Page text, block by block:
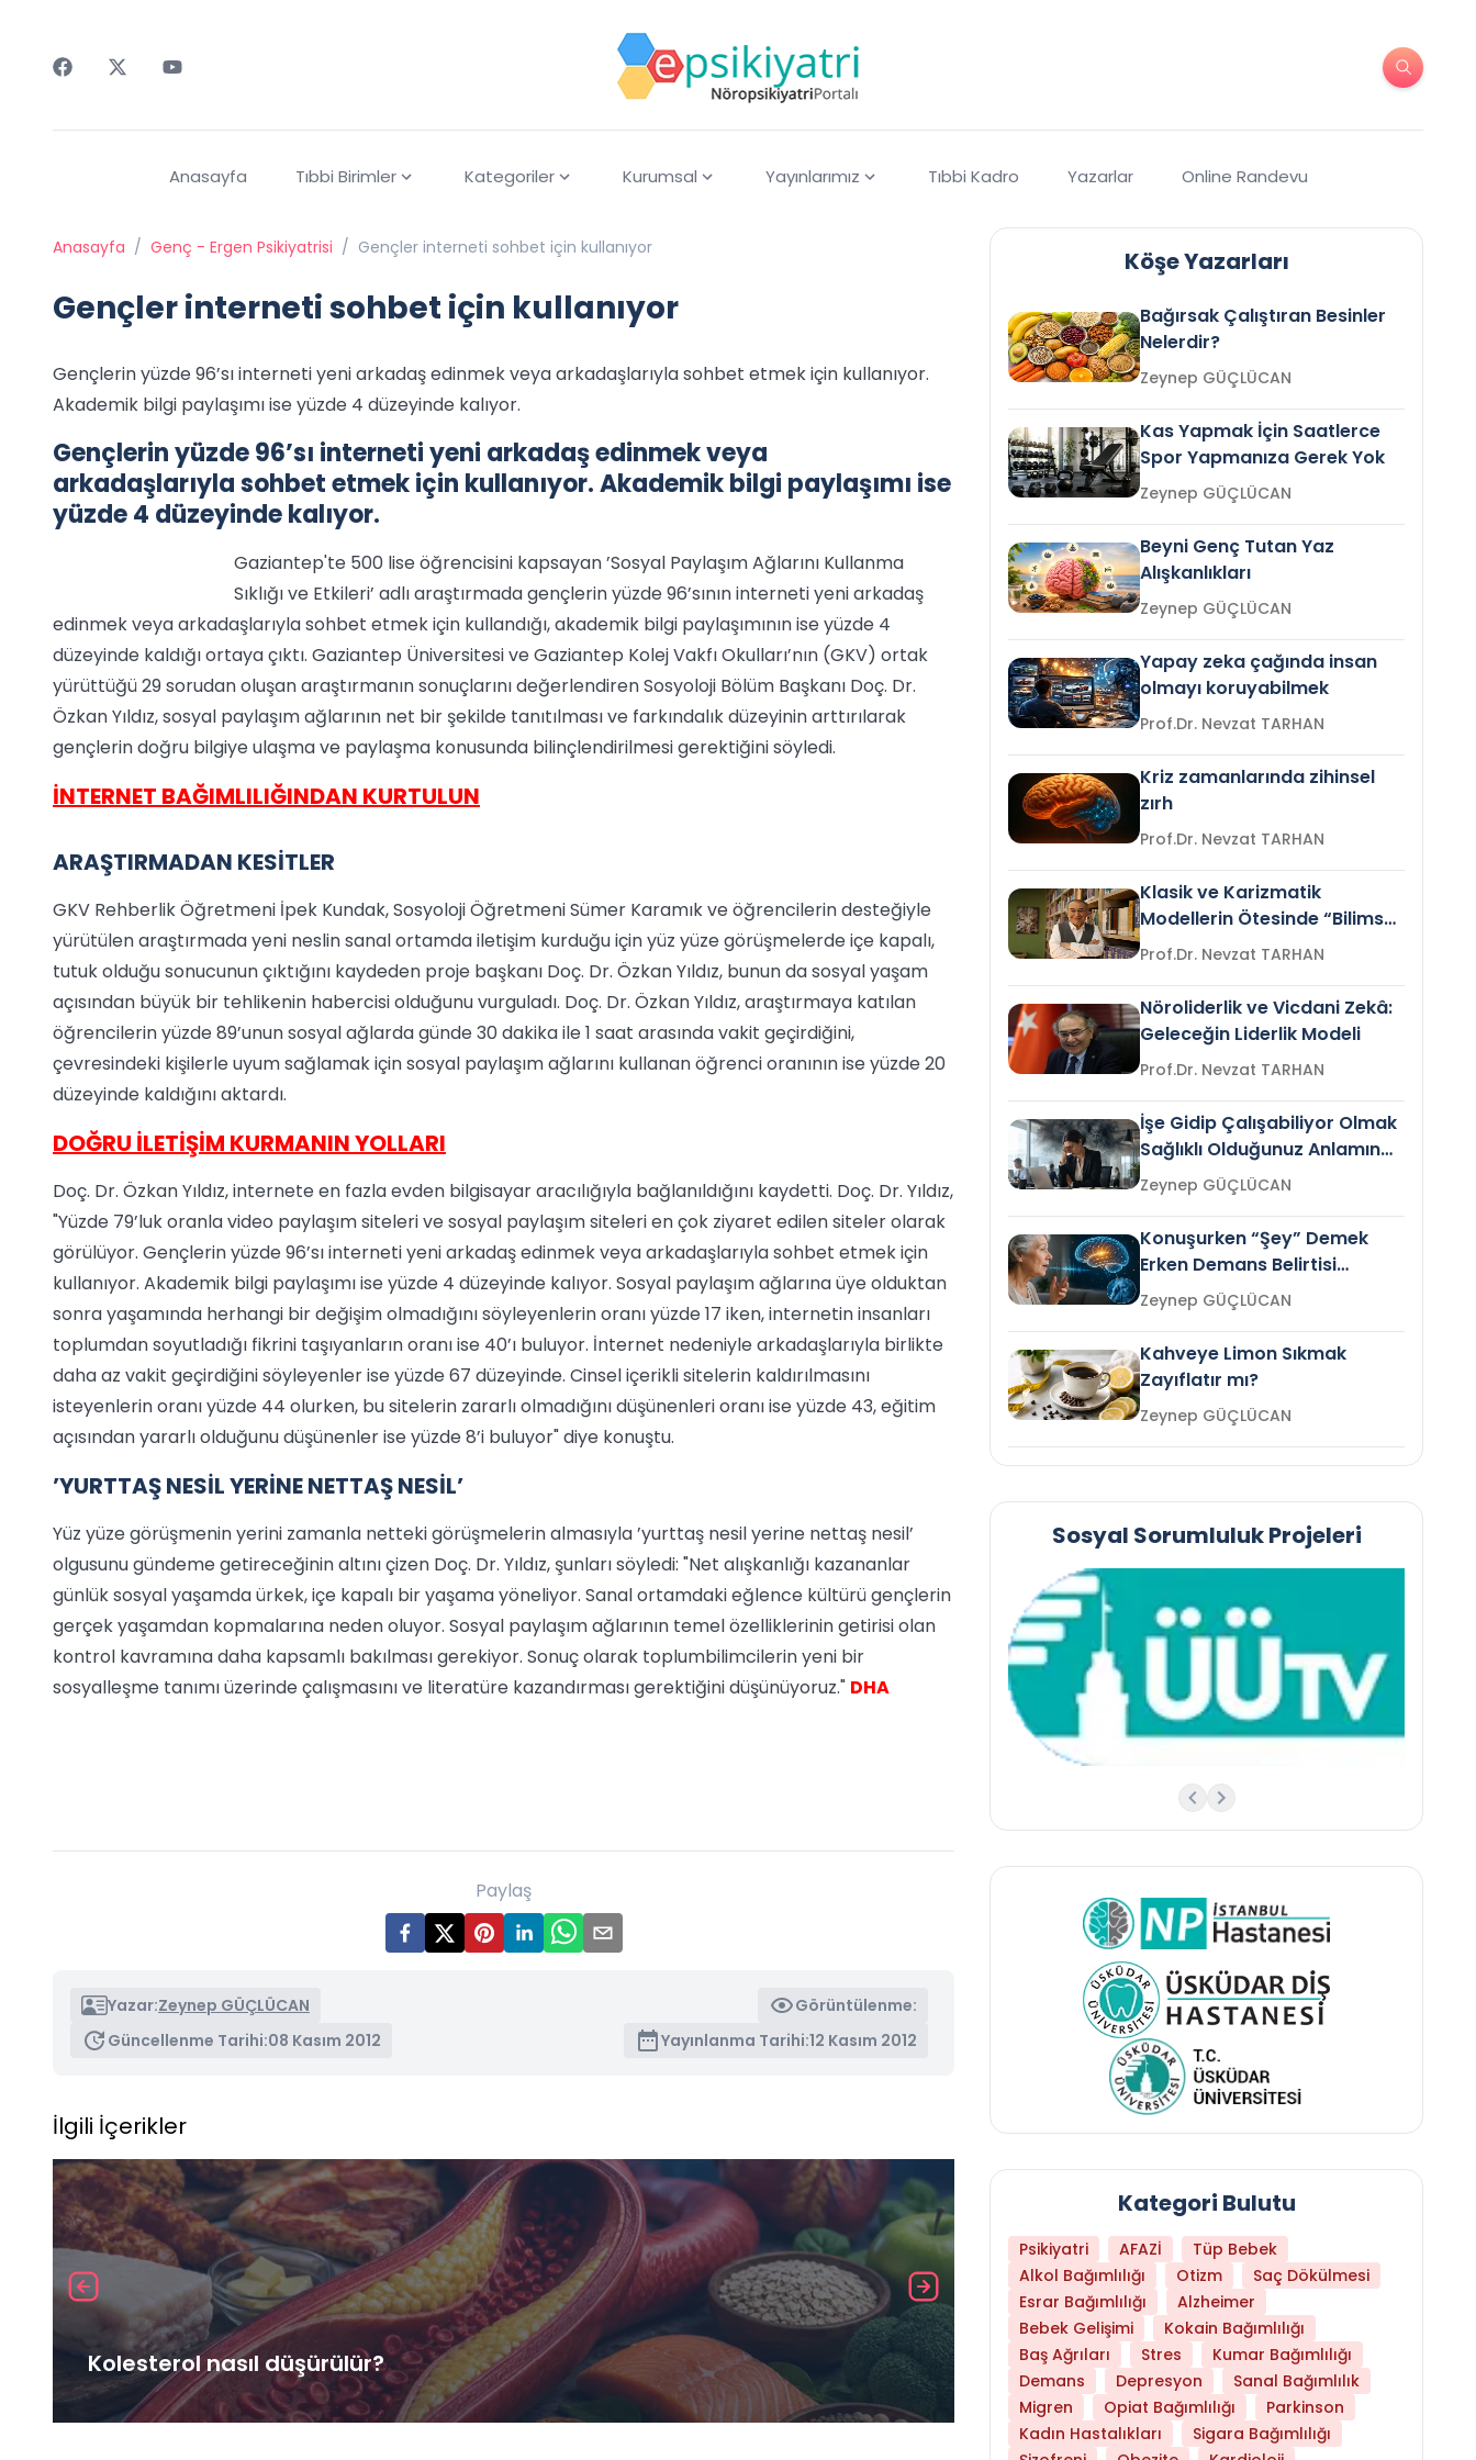
Anasayfa Tıbbi Birimler Kategoriler Kurumsal Yayınlarımız Tıbbi Kadro Yazarlar Online Randevu
Anasayfa / Genç - Ergen Psikiyatrisi / Gençler interneti sohbet için kullanıyor
Gençler interneti sohbet için kullanıyor
Gençlerin yüzde 96’sı interneti yeni arkadaş edinmek veya arkadaşlarıyla sohbet etmek için kullanıyor.
Akademik bilgi paylaşımı ise yüzde 4 düzeyinde kalıyor.
Gençlerin yüzde 96’sı interneti yeni arkadaş edinmek veya
arkadaşlarıyla sohbet etmek için kullanıyor. Akademik bilgi paylaşımı ise
yüzde 4 düzeyinde kalıyor.
Gaziantep'te 500 lise öğrencisini kapsayan ’Sosyal Paylaşım Ağlarını Kullanma
Sıklığı ve Etkileri’ adlı araştırmada gençlerin yüzde 96’sının interneti yeni arkadaş
edinmek veya arkadaşlarıyla sohbet etmek için kullandığı, akademik bilgi paylaşımının ise yüzde 4
düzeyinde kaldığı ortaya çıktı. Gaziantep Üniversitesi ve Gaziantep Kolej Vakfı Okulları’nın (GKV) ortak
yürüttüğü 29 sorudan oluşan araştırmanın sonuçlarını değerlendiren Sosyoloji Bölüm Başkanı Doç. Dr.
Özkan Yıldız, sosyal paylaşım ağlarının net bir şekilde tanıtılması ve farkındalık düzeyinin arttırılarak
gençlerin doğru bilgiye ulaşma ve paylaşma konusunda bilinçlendirilmesi gerektiğini söyledi.
İNTERNET BAĞIMLILIĞINDAN KURTULUN
ARAŞTIRMADAN KESİTLER
GKV Rehberlik Öğretmeni İpek Kundak, Sosyoloji Öğretmeni Sümer Karamık ve öğrencilerin desteğiyle
yürütülen araştırmada yeni neslin sanal ortamda iletişim kurduğu için yüz yüze görüşmelerde içe kapalı,
tutuk olduğu sonucunun çıktığını kaydeden proje başkanı Doç. Dr. Özkan Yıldız, bunun da sosyal yaşam
açısından büyük bir tehlikenin habercisi olduğunu vurguladı. Doç. Dr. Özkan Yıldız, araştırmaya katılan
öğrencilerin yüzde 89’unun sosyal ağlarda günde 30 dakika ile 1 saat arasında vakit geçirdiğini,
çevresindeki kişilerle uyum sağlamak için sosyal paylaşım ağlarını kullanan öğrenci oranının ise yüzde 20
düzeyinde kaldığını aktardı.
DOĞRU İLETİŞİM KURMANIN YOLLARI
Doç. Dr. Özkan Yıldız, internete en fazla evden bilgisayar aracılığıyla bağlanıldığını kaydetti. Doç. Dr. Yıldız,
"Yüzde 79’luk oranla video paylaşım siteleri ve sosyal paylaşım siteleri en çok ziyaret edilen siteler olarak
görülüyor. Gençlerin yüzde 96’sı interneti yeni arkadaş edinmek veya arkadaşlarıyla sohbet etmek için
kullanıyor. Akademik bilgi paylaşımı ise yüzde 4 düzeyinde kalıyor. Sosyal paylaşım ağlarına üye olduktan
sonra yaşamında herhangi bir değişim olmadığını söyleyenlerin oranı yüzde 17 iken, internetin insanları
toplumdan soyutladığı fikrini taşıyanların oranı ise 40’ı buluyor. İnternet nedeniyle arkadaşlarıyla birlikte
daha az vakit geçirdiğini söyleyenler ise yüzde 67 düzeyinde. Cinsel içerikli sitelerin kaldırılmasını
isteyenlerin oranı yüzde 44 olurken, bu sitelerin zararlı olmadığını düşünenleri oranı ise yüzde 43, eğitim
açısından yararlı olduğunu düşünenler ise yüzde 8’i buluyor" diye konuştu.
’YURTTAŞ NESİL YERİNE NETTAŞ NESİL’
Yüz yüze görüşmenin yerini zamanla netteki görüşmelerin almasıyla ’yurttaş nesil yerine nettaş nesil’
olgusunu gündeme getireceğinin altını çizen Doç. Dr. Yıldız, şunları söyledi: "Net alışkanlığı kazananlar
günlük sosyal yaşamda ürkek, içe kapalı bir yaşama yöneliyor. Sanal ortamdaki eğlence kültürü gençlerin
gerçek yaşamdan kopmalarına neden oluyor. Sosyal paylaşım ağlarının temel özelliklerinin getirisi olan
kontrol kavramına daha kapsamlı bakılması gerekiyor. Sonuç olarak toplumbilimcilerin yeni bir
sosyalleşme tanımı üzerinde çalışmasını ve literatüre kazandırması gerektiğini düşünüyoruz." DHA
Paylaş
Yazar:Zeynep GÜÇLÜCAN
Görüntülenme:
Güncellenme Tarihi:08 Kasım 2012 Yayınlanma Tarihi:12 Kasım 2012
İlgili İçerikler
Kolesterol nasıl düşürülür? Daha Az Protein Tüketmek Yaşlanmayı
Köşe Yazarları
Bağırsak Çalıştıran Besinler
Nelerdir?
Zeynep GÜÇLÜCAN
Kas Yapmak İçin Saatlerce
Spor Yapmanıza Gerek Yok
Zeynep GÜÇLÜCAN
Beyni Genç Tutan Yaz
Alışkanlıkları
Zeynep GÜÇLÜCAN
Yapay zeka çağında insan
olmayı koruyabilmek
Prof.Dr. Nevzat TARHAN
Kriz zamanlarında zihinsel
zırh
Prof.Dr. Nevzat TARHAN
Klasik ve Karizmatik
Modellerin Ötesinde “Bilimsel
Liderlik”
Prof.Dr. Nevzat TARHAN
Nöroliderlik ve Vicdani Zekâ:
Geleceğin Liderlik Modeli
Prof.Dr. Nevzat TARHAN
İşe Gidip Çalışabiliyor Olmak
Sağlıklı Olduğunuz Anlamına
Gelir mi?Zeynep GÜÇLÜCAN
Konuşurken “Şey” Demek
Erken Demans Belirtisi
Olabilir mi?Zeynep GÜÇLÜCAN
Kahveye Limon Sıkmak
Zayıflatır mı?
Zeynep GÜÇLÜCAN
Sosyal Sorumluluk Projeleri
Kategori Bulutu
Psikiyatri AFAZİ
Tüp Bebek
Alkol Bağımlılığı
Otizm
Saç Dökülmesi
Esrar Bağımlılığı
Alzheimer
Bebek Gelişimi
Kokain Bağımlılığı
Baş Ağrıları
Stres
Kumar Bağımlılığı
Demans
Depresyon
Sanal Bağımlılık
Migren
Opiat Bağımlılığı
Parkinson
Kadın Hastalıkları
Sigara Bağımlılığı